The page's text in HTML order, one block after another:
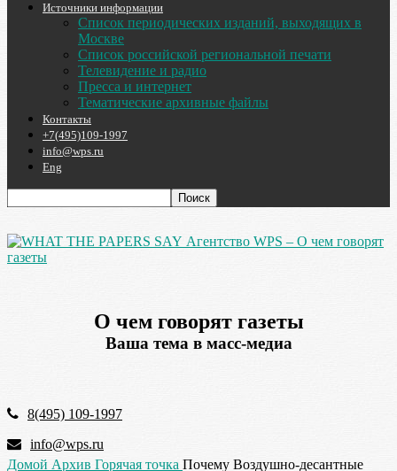
Источники информации
Список периодических изданий, выходящих в
Москве
Список российской региональной печати
Телевидение и радио
Пресса и интернет
Тематические архивные файлы
Контакты
+7(495)109-1997
info@wps.ru
Eng
Агентство WPS – О чем говорят
газеты
О чем говорят газеты
Ваша тема в масс-медиа
8(495) 109-1997
info@wps.ru
Домой Архив Горячая точка Почему Воздушно-десантные